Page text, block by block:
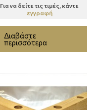
Για να δείτε τις τιμές, κάντε
εγγραφή
Διαβάστε
περισσότερα